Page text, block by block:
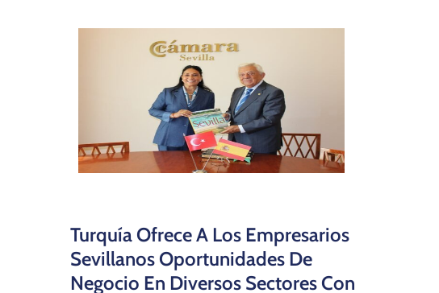
Turquía Ofrece A Los Empresarios
Sevillanos Oportunidades De
Negocio En Diversos Sectores Con